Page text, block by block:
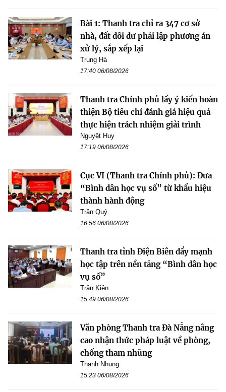
Bài 1: Thanh tra chỉ ra 347 cơ sở
nhà, đất dôi dư phải lập phương án
xử lý, sắp xếp lại
Trung Hà
17:40 06/08/2026
Thanh tra Chính phủ lấy ý kiến hoàn
thiện Bộ tiêu chí đánh giá hiệu quả
thực hiện trách nhiệm giải trình
Nguyệt Huy
17:19 06/08/2026
Cục VI (Thanh tra Chính phủ): Đưa
“Bình dân học vụ số” từ khẩu hiệu
thành hành động
Trần Quý
16:56 06/08/2026
Thanh tra tỉnh Điện Biên đẩy mạnh
học tập trên nền tảng “Bình dân học
vụ số”
Trần Kiên
15:49 06/08/2026
Văn phòng Thanh tra Đà Nẵng nâng
cao nhận thức pháp luật về phòng,
chống tham nhũng
Thanh Nhung
15:23 06/08/2026